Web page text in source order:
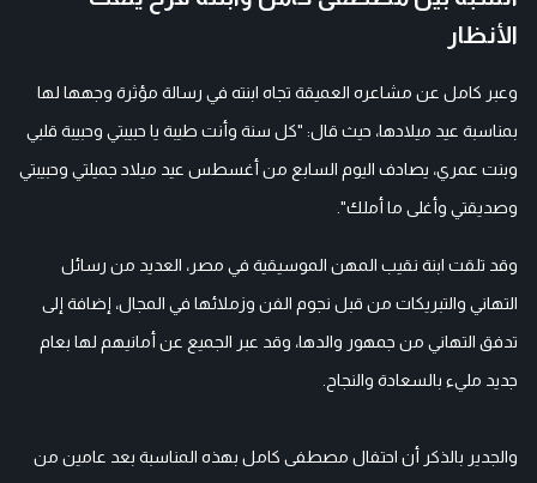
الأنظار
وعبر كامل عن مشاعره العميقة تجاه ابنته في رسالة مؤثرة وجهها لها
بمناسبة عيد ميلادها، حيث قال: "كل سنة وأنت طيبة يا حبيبتي وحبيبة قلبي
وبنت عمري، يصادف اليوم السابع من أغسطس عيد ميلاد جميلتي وحبيبتي
وصديقتي وأغلى ما أملك".
وقد تلقت ابنة نقيب المهن الموسيقية في مصر، العديد من رسائل
التهاني والتبريكات من قبل نجوم الفن وزملائها في المجال، إضافة إلى
تدفق التهاني من جمهور والدها، وقد عبر الجميع عن أمانيهم لها بعام
جديد مليء بالسعادة والنجاح.
والجدير بالذكر أن احتفال مصطفى كامل بهذه المناسبة بعد عامين من